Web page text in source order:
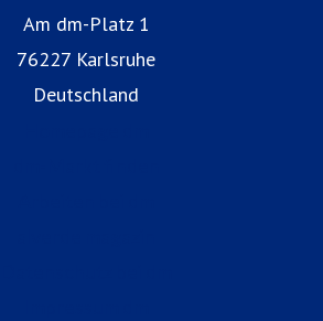
Am dm-Platz 1
76227 Karlsruhe
Deutschland